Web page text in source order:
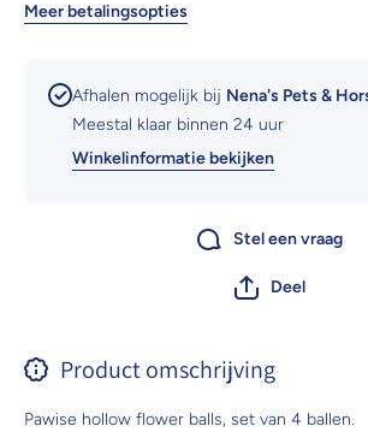
Meer betalingsopties
Afhalen mogelijk bij Nena's Pets &
Meestal klaar binnen 24 uur
Winkelinformatie bekijken
Stel een vraag
Deel
Product omschrijving
Pawise hollow flower balls, set van 4 ballen.